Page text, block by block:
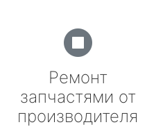
Ремонт
запчастями от
производителя